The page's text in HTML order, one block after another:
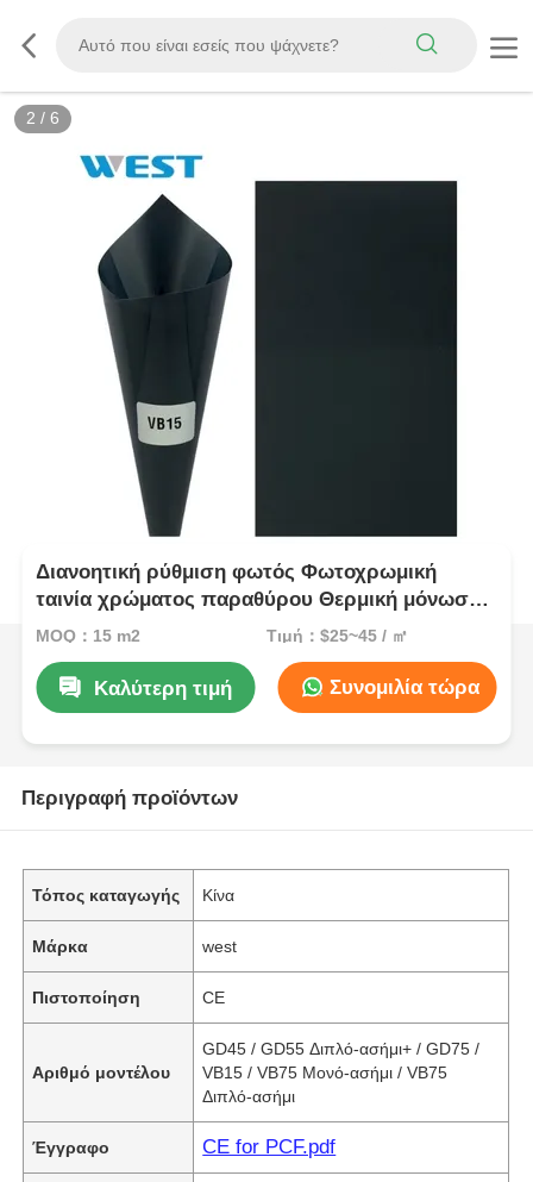
3 / 6
Διανοητική ρύθμιση φωτός Φωτοχρωμική
ταινία χρώματος παραθύρου Θερμική μόνωση
Ενεργειακή απόδοση
MOQ：15 m2 Τιμή：$25~45 / ㎡
Καλύτερη τιμή Συνομιλία τώρα
Περιγραφή προϊόντων
Τόπος καταγωγής Κίνα
Μάρκα west
Πιστοποίηση CE
Αριθμό μοντέλου
GD45 / GD55 Διπλό-ασήμι+ / GD75 /
VB15 / VB75 Μονό-ασήμι / VB75
Διπλό-ασήμι
Έγγραφο CE for PCF.pdf